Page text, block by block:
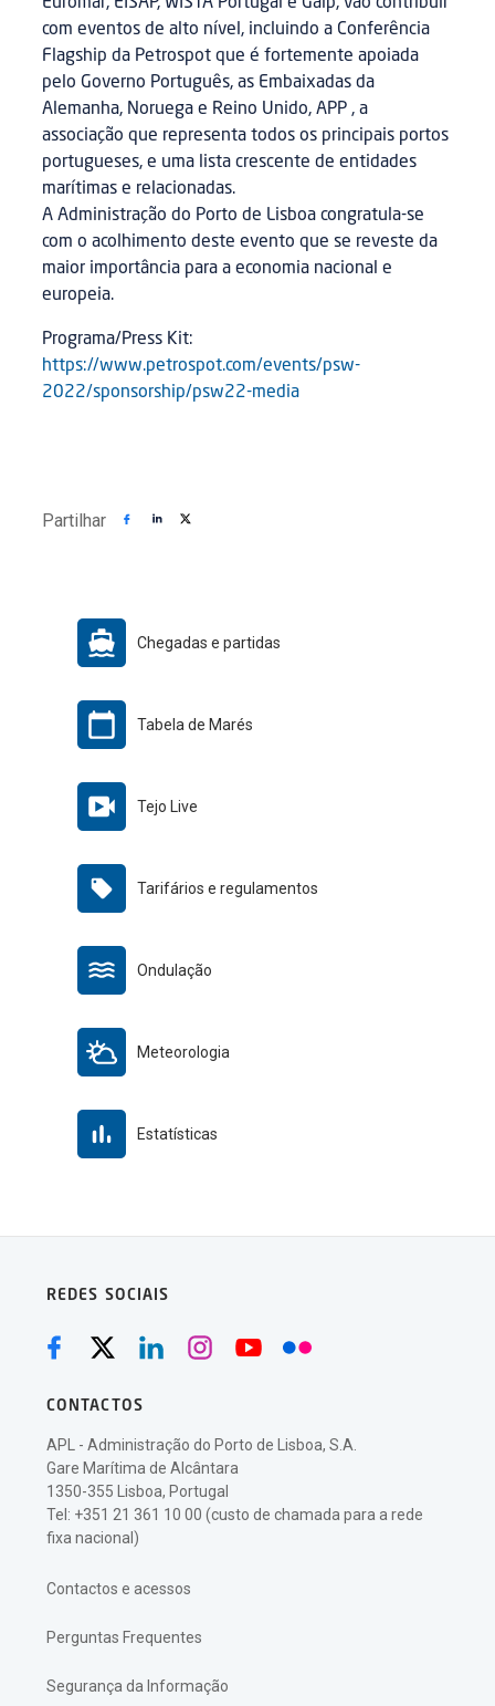
com eventos de alto nível, incluindo a Conferência
Flagship da Petrospot que é fortemente apoiada
pelo Governo Português, as Embaixadas da
Alemanha, Noruega e Reino Unido, APP , a
associação que representa todos os principais portos
portugueses, e uma lista crescente de entidades
marítimas e relacionadas.
A Administração do Porto de Lisboa congratula-se
com o acolhimento deste evento que se reveste da
maior importância para a economia nacional e
europeia.
Programa/Press Kit:
https://www.petrospot.com/events/psw-
2022/sponsorship/psw22-media
Partilhar
Chegadas e partidas
Tabela de Marés
Tejo Live
Tarifários e regulamentos
Ondulação
Meteorologia
Estatísticas
REDES SOCIAIS
CONTACTOS
APL - Administração do Porto de Lisboa, S.A.
Gare Marítima de Alcântara
1350-355 Lisboa, Portugal
Tel: +351 21 361 10 00 (custo de chamada para a rede
fixa nacional)
Contactos e acessos
Perguntas Frequentes
Segurança da Informação